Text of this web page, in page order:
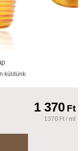
küldünk.
1 370Ft
1370 Ft / ml